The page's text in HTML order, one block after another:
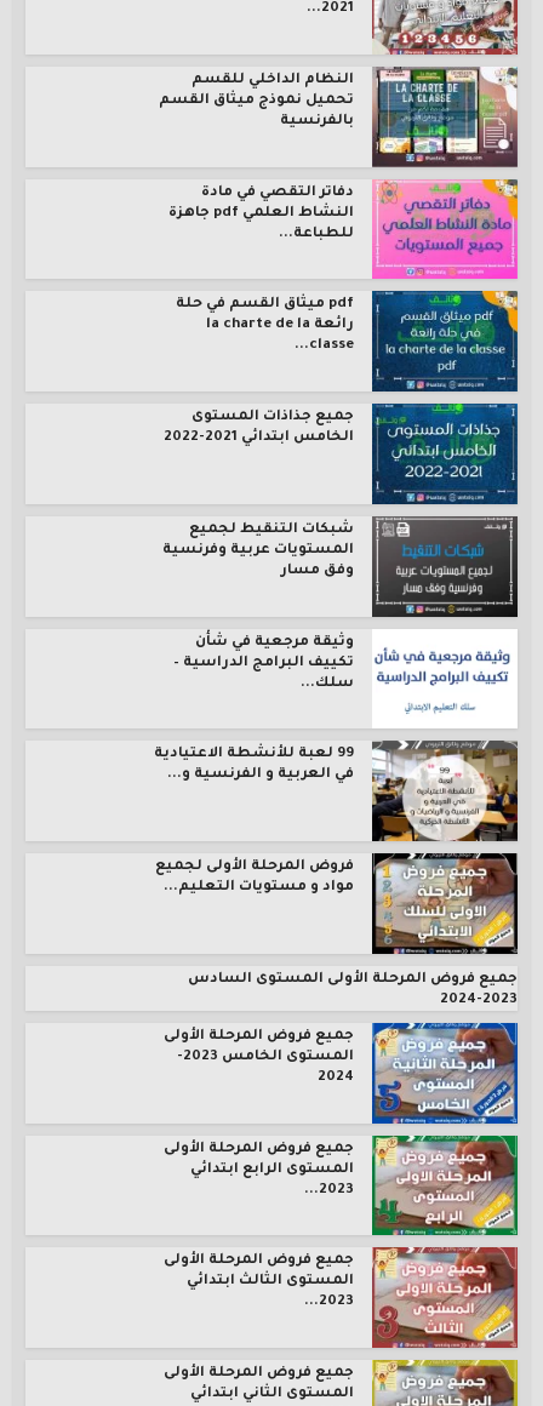
2021...
النظام الداخلي للقسم
تحميل نموذج ميثاق القسم
بالفرنسية
دفاتر التقصي في مادة
النشاط العلمي pdf جاهزة
للطباعة...
pdf ميثاق القسم في حلة
رائعة la charte de la
classe...
جميع جذاذات المستوى
الخامس ابتدائي 2021-2022
شبكات التنقيط لجميع
المستويات عربية وفرنسية
وفق مسار
وثيقة مرجعية في شأن
تكييف البرامج الدراسية –
سلك...
99 لعبة للأنشطة الاعتيادية
في العربية و الفرنسية و...
فروض المرحلة الأولى لجميع
مواد و مستويات التعليم...
جميع فروض المرحلة الأولى المستوى السادس
2023-2024
جميع فروض المرحلة الأولى
المستوى الخامس 2023-
2024
جميع فروض المرحلة الأولى
المستوى الرابع ابتدائي
2023...
جميع فروض المرحلة الأولى
المستوى الثالث ابتدائي
2023...
جميع فروض المرحلة الأولى
المستوى الثاني ابتدائي